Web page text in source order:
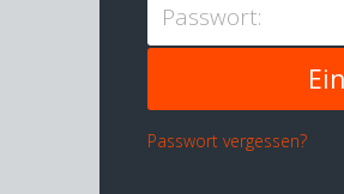
Passwort:
Passwort vergessen?